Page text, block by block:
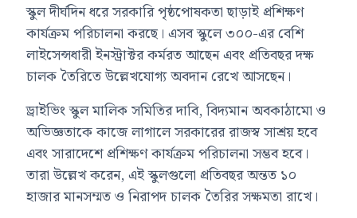
স্কুল দীর্ঘদিন ধরে সরকারি পৃষ্ঠপোষকতা ছাড়াই প্রশিক্ষণ
কার্যক্রম পরিচালনা করছে। এসব স্কুলে ৩০০-এর বেশি
লাইসেন্সধারী ইনস্ট্রাক্টর কর্মরত আছেন এবং প্রতিবছর দক্ষ
চালক তৈরিতে উল্লেখযোগ্য অবদান রেখে আসছেন।
ড্রাইভিং স্কুল মালিক সমিতির দাবি, বিদ্যমান অবকাঠামো ও
অভিজ্ঞতাকে কাজে লাগালে সরকারের রাজস্ব সাশ্রয় হবে
এবং সারাদেশে প্রশিক্ষণ কার্যক্রম পরিচালনা সম্ভব হবে।
তারা উল্লেখ করেন, এই স্কুলগুলো প্রতিবছর অন্তত ১০
হাজার মানসম্মত ও নিরাপদ চালক তৈরির সক্ষমতা রাখে।